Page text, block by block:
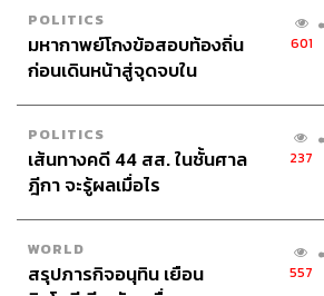
Credits
The Hostสรกล อดุลยานนท์
Co-host
Show Creatorสรกล อดุลยานนท์, นคริ
POLITICS
มหากาพย์โกงข้อสอบท้องถิ่น
ก่อนเดินหน้าสู่จุดจบใน
601
POLITICS
เส้นทางคดี 44 สส. ในชั้นศาล
ฎีกา จะรู้ผลเมื่อไร
237
WORLD
สรุปภารกิจอนุทิน เยือน
557